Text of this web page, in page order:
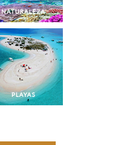
NATURALEZA
PLAYAS